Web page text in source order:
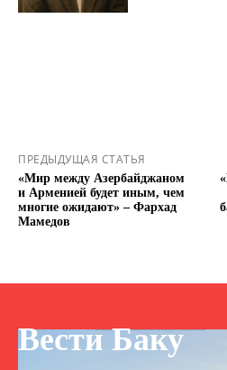
ПРЕДЫДУЩАЯ СТАТЬЯ
«Мир между Азербайджаном
и Арменией будет иным, чем
многие ожидают» – Фархад
Мамедов
Вести Баку